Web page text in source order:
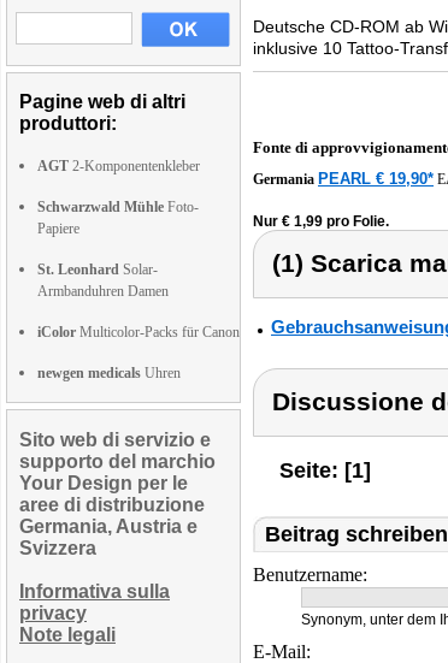
Pagine web di altri
produttori:
AGT 2-Komponentenkleber
Schwarzwald Mühle Foto-
Papiere
St. Leonhard Solar-
Armbanduhren Damen
iColor Multicolor-Packs für Canon
newgen medicals Uhren
Sito web di servizio e
supporto del marchio
Your Design per le
aree di distribuzione
Germania, Austria e
Svizzera
Informativa sulla
privacy
Note legali
Deutsche CD-ROM ab
inklusive 10 Tattoo-
Fonte di
Germania PEARL € 19,90*
Nur € 1,99 pro Folie.
(1) Scarica
Discussione
Seite: [1]
Beitrag
Benutzername:
Synonym, unter dem
E-Mail: